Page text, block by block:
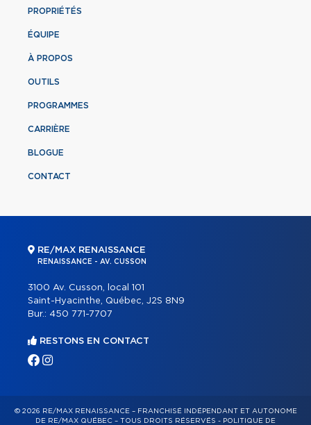
PROPRIÉTÉS
ÉQUIPE
À PROPOS
OUTILS
PROGRAMMES
CARRIÈRE
BLOGUE
CONTACT
RE/MAX RENAISSANCE
RENAISSANCE - AV. CUSSON
3100 Av. Cusson, local 101
Saint-Hyacinthe, Québec, J2S 8N9
Bur.: 450 771-7707
RESTONS EN CONTACT
© 2026 RE/MAX RENAISSANCE – FRANCHISÉ INDÉPENDANT ET AUTONOME
DE RE/MAX QUÉBEC – TOUS DROITS RÉSERVÉS - POLITIQUE DE